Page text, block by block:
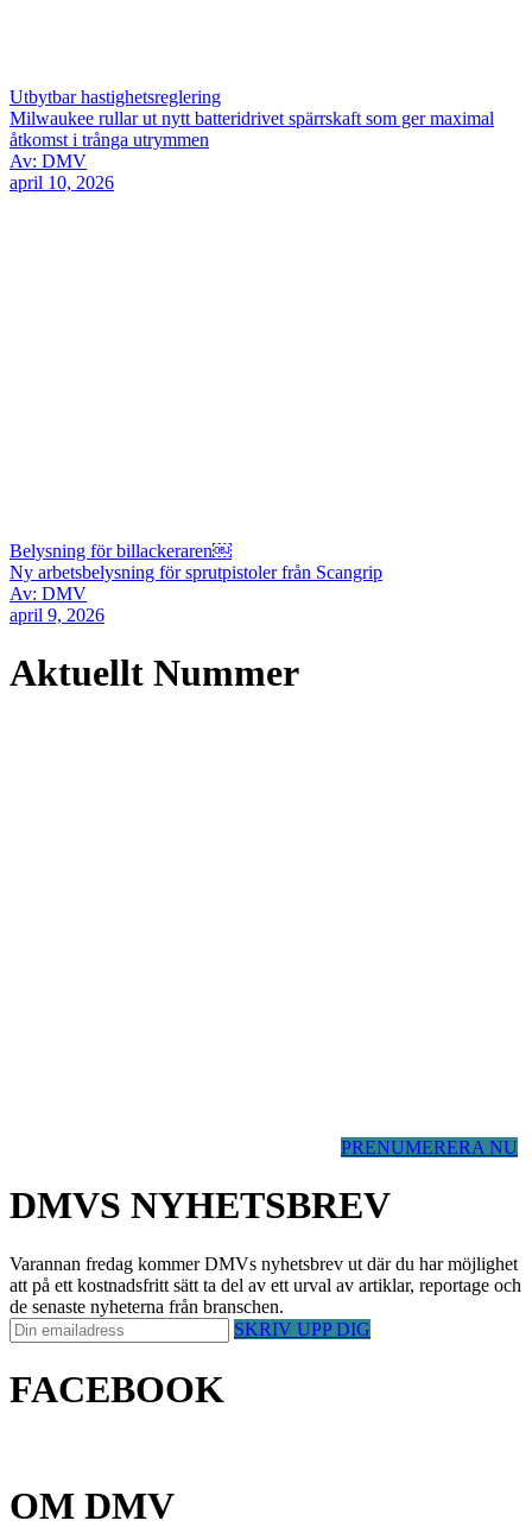
Utbytbar hastighetsreglering
Milwaukee rullar ut nytt batteridrivet spärrskaft som ger maximal
åtkomst i trånga utrymmen
Av: DMV
april 10, 2026
Belysning för billackeraren￼
Ny arbetsbelysning för sprutpistoler från Scangrip
Av: DMV
april 9, 2026
Aktuellt Nummer
PRENUMERERA NU
DMVS NYHETSBREV
Varannan fredag kommer DMVs nyhetsbrev ut där du har möjlighet
att på ett kostnadsfritt sätt ta del av ett urval av artiklar, reportage och
de senaste nyheterna från branschen.
SKRIV UPP DIG
FACEBOOK
OM DMV